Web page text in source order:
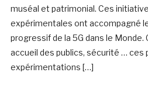
muséal et patrimonial. Ces
expérimentales ont accompagné
progressif de la 5G dans le
accueil des publics, sécurité … ces
expérimentations […]